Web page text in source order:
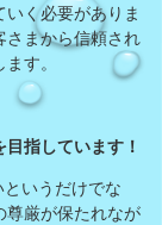
く必要がありま
さまから信頼され
す。
指しています！
いうだけでな
尊厳が保たれなが